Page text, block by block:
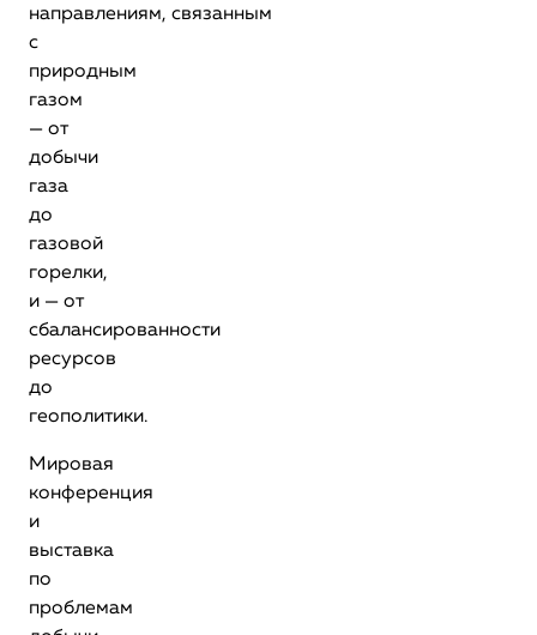
направлениям, связанным
с
природным
газом
— от
добычи
газа
до
газовой
горелки,
и — от
сбалансированности
ресурсов
до
геополитики.
Мировая
конференция
и
выставка
по
проблемам